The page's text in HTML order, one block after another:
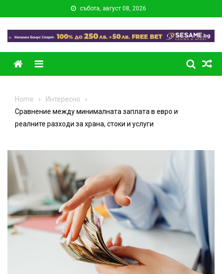
to
content
събота, август 08, 2026
Menu
Home
Интересно
Сравнение между минималната заплата в евро и
реалните разходи за храна, стоки и услуги